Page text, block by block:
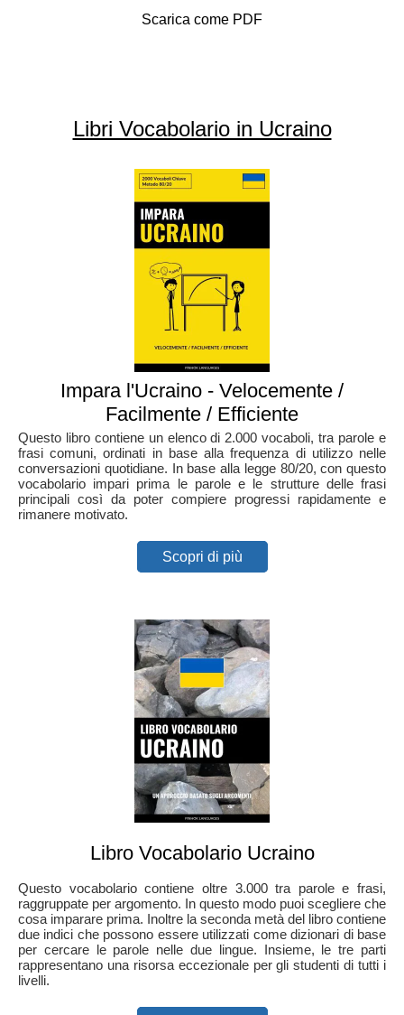
Scarica come PDF
Libri Vocabolario in Ucraino
Impara l'Ucraino - Velocemente /
Facilmente / Efficiente
Questo libro contiene un elenco di 2.000 vocaboli, tra parole e
frasi comuni, ordinati in base alla frequenza di utilizzo nelle
conversazioni quotidiane. In base alla legge 80/20, con questo
vocabolario impari prima le parole e le strutture delle frasi
principali così da poter compiere progressi rapidamente e
rimanere motivato.
Scopri di più
Libro Vocabolario Ucraino
Questo vocabolario contiene oltre 3.000 tra parole e frasi,
raggruppate per argomento. In questo modo puoi scegliere che
cosa imparare prima. Inoltre la seconda metà del libro contiene
due indici che possono essere utilizzati come dizionari di base
per cercare le parole nelle due lingue. Insieme, le tre parti
rappresentano una risorsa eccezionale per gli studenti di tutti i
livelli.